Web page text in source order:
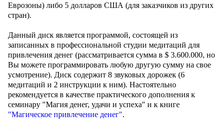
Еврозоны) либо 5 долларов США (для заказчиков из других
стран).
Данный диск является программой, состоящей из
записанных в профессиональной студии медитаций для
привлечения денег (рассматривается сумма в $ 3.600.000, но
Вы можете программировать любую другую сумму на свое
усмотрение). Диск содержит 8 звуковых дорожек (6
медитаций и 2 инструкции к ним). Настоятельно
рекомендуется в качестве практического дополнения к
семинару "Магия денег, удачи и успеха" и к книге
"Магическое привлечение денег".